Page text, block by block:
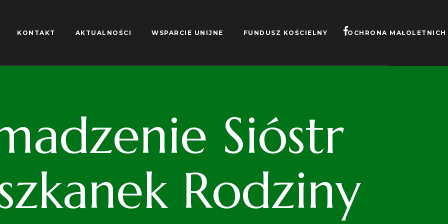
KONTAKT AKTUALNOŚCI WSPARCIE UNIJNE FUNDUSZ KOŚCIELNY OCHRONA MAŁOLETNICH
Sióstr
Rodziny